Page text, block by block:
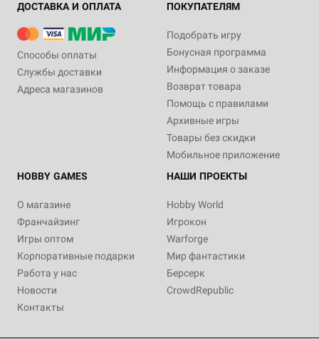
ДОСТАВКА И ОПЛАТА
Способы оплаты
Службы доставки
Адреса магазинов
ПОКУПАТЕЛЯМ
Подобрать игру
Бонусная программа
Информация о заказе
Возврат товара
Помощь с правилами
Архивные игры
Товары без скидки
Мобильное приложение
HOBBY GAMES
О магазине
Франчайзинг
Игры оптом
Корпоративные подарки
Работа у нас
Новости
Контакты
НАШИ ПРОЕКТЫ
Hobby World
Игрокон
Warforge
Мир фантастики
Берсерк
CrowdRepublic